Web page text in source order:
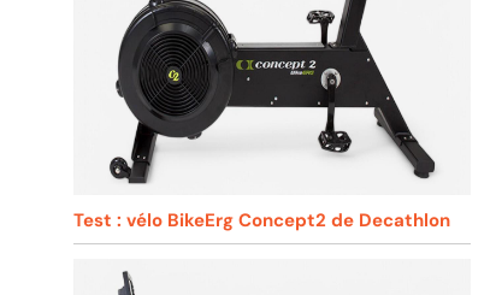
Test : vélo BikeErg Concept2 de Decathlon